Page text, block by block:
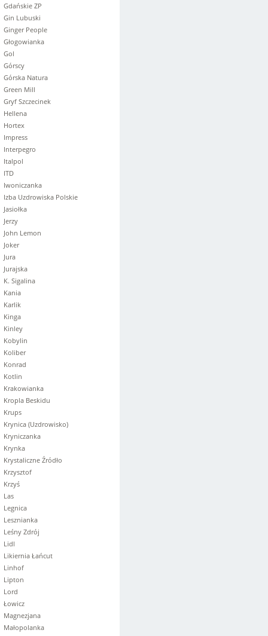
Gdańskie ZP
Gin Lubuski
Ginger People
Głogowianka
Gol
Górscy
Górska Natura
Green Mill
Gryf Szczecinek
Hellena
Hortex
Impress
Interpegro
Italpol
ITD
Iwoniczanka
Izba Uzdrowiska Polskie
Jasiołka
Jerzy
John Lemon
Joker
Jura
Jurajska
K. Sigalina
Kania
Karlik
Kinga
Kinley
Kobylin
Koliber
Konrad
Kotlin
Krakowianka
Kropla Beskidu
Krups
Krynica (Uzdrowisko)
Kryniczanka
Krynka
Krystaliczne Źródło
Krzysztof
Krzyś
Las
Legnica
Lesznianka
Leśny Zdrój
Lidl
Likiernia Łańcut
Linhof
Lipton
Lord
Łowicz
Magnezjana
Małopolanka